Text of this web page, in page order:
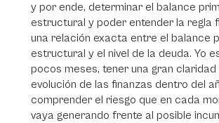
y por ende, determinar el balance
estructural y poder entender la regla
una relación exacta entre el balance
estructural y el nivel de la deuda. Yo
pocos meses, tener una gran claridad
evolución de las finanzas dentro del
comprender el riesgo que en cada
vaya generando frente al posible